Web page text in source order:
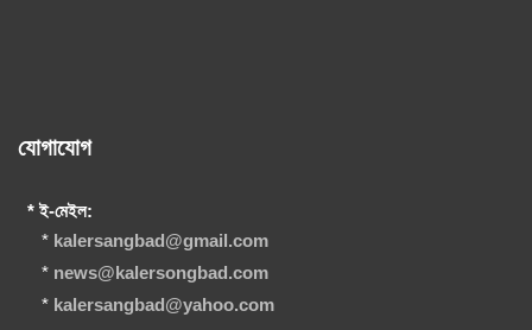
যোগাযোগ
* ই-মেইল:
* kalersangbad@gmail.com
* news@kalersongbad.com
* kalersangbad@yahoo.com